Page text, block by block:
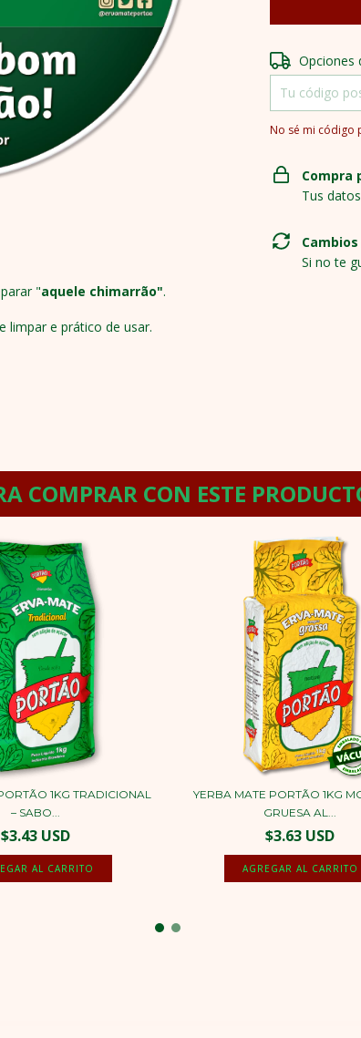
"aquele chimarrão".
limpar e prático de usar.
Entregas para
Opciones
No sé mi código
Compra
Tus
Si no te
COMPRAR CON ESTE
1KG TRADICIONAL
– SABO...
$3.43 USD
YERBA MATE PORTÃO 1KG
GRUESA AL...
$3.63 USD